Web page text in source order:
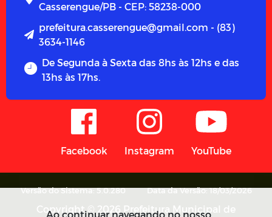
Casserengue/PB - CEP: 58238-000
prefeitura.casserengue@gmail.com - (83)
3634-1146
De Segunda à Sexta das 8hs às 12hs e das
13hs às 17hs.
Facebook Instagram YouTube
Versão do Sistema: 5.0.280 Data da Versão: 18/03/2026
Copyright © 2026 Prefeitura Municipal de
Ao continuar navegando no nosso